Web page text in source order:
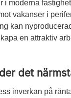
moderna
vakanser i
kan
en attraktiv
det
inverkan på